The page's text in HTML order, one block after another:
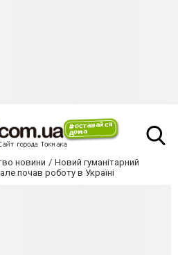
новини
Новий гуманітарний
почав роботу в Україні